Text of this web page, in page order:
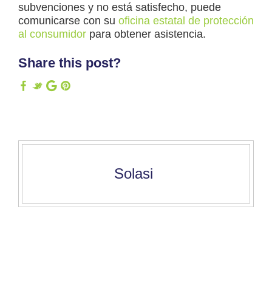
subvenciones y no está satisfecho, puede
comunicarse con su oficina estatal de protección
al consumidor para obtener asistencia.
Share this post?
Solasi